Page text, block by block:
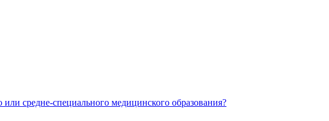
средне-специального медицинского образования?